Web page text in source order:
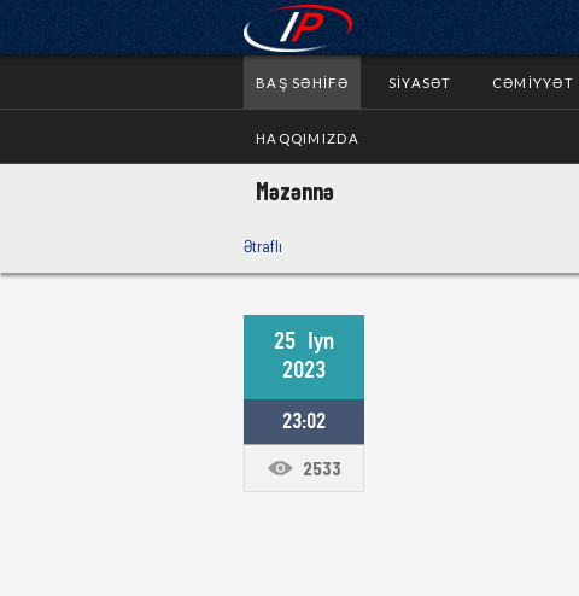
BAŞ SƏHIFƏ SIYASƏT CƏMIYYƏT
HAQQIMIZDA
Məzənnə
Ətraflı
25 Iyn
2023
23:02
2533